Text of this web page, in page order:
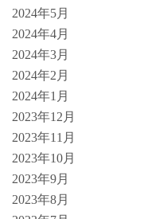
2024年5月
2024年4月
2024年3月
2024年2月
2024年1月
2023年12月
2023年11月
2023年10月
2023年9月
2023年8月